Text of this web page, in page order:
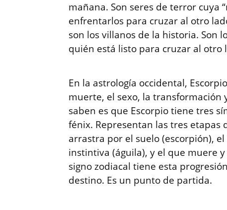
mañana. Son seres de terror cuya
enfrentarlos para cruzar al otro
son los villanos de la historia. Son
quién está listo para cruzar al otro
En la astrología occidental,
muerte, el sexo, la transformación
saben es que Escorpio tiene tres
fénix. Representan las tres etapas
arrastra por el suelo (escorpión),
instintiva (águila), y el que muere
signo zodiacal tiene esta
destino. Es un punto de partida.